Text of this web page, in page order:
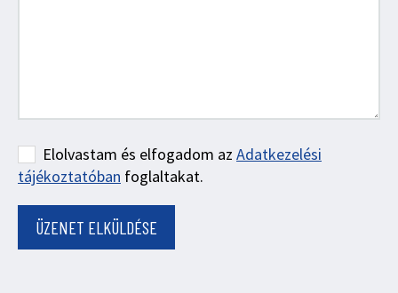
Elolvastam és elfogadom az Adatkezelési
tájékoztatóban foglaltakat.